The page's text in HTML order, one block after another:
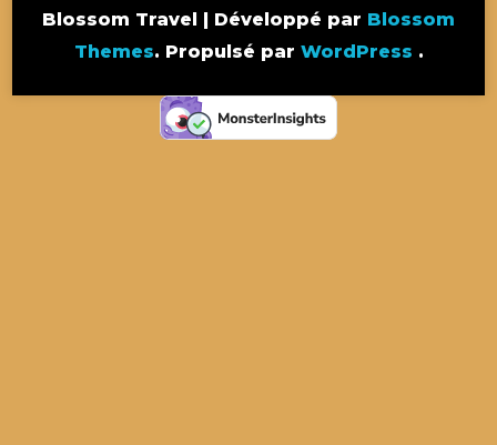
Blossom Travel | Développé par Blossom
Themes. Propulsé par WordPress .